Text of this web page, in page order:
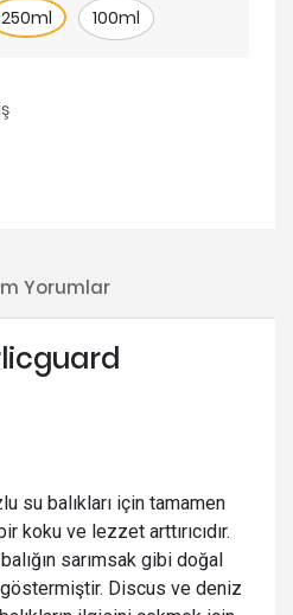
250ml 100ml
Yorumlar
su balıkları için tamamen
koku ve lezzet arttırıcıdır.
sarımsak gibi doğal
Discus ve deniz